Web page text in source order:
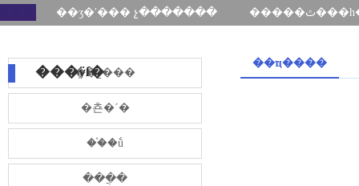
��ʒ�ʹ��� չ�������
���ÿſ���˾���
�쵼�´�
��֯�ṹ
���̷ֲ�
��ҵ����